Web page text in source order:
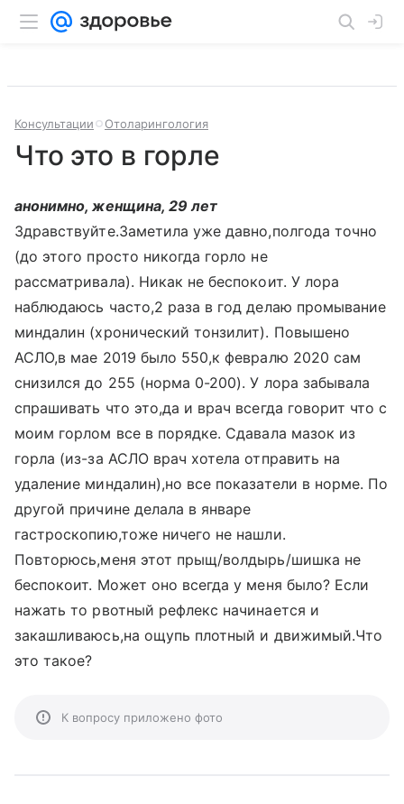
Консультации Отоларингология
Что это в горле
анонимно, женщина, 29 лет
Здравствуйте.Заметила уже давно,полгода точно
(до этого просто никогда горло не
рассматривала). Никак не беспокоит. У лора
наблюдаюсь часто,2 раза в год делаю промывание
миндалин (хронический тонзилит). Повышено
АСЛО,в мае 2019 было 550,к февралю 2020 сам
снизился до 255 (норма 0-200). У лора забывала
спрашивать что это,да и врач всегда говорит что с
моим горлом все в порядке. Сдавала мазок из
горла (из-за АСЛО врач хотела отправить на
удаление миндалин),но все показатели в норме. По
другой причине делала в январе
гастроскопию,тоже ничего не нашли.
Повторюсь,меня этот прыщ/волдырь/шишка не
беспокоит. Может оно всегда у меня было? Если
нажать то рвотный рефлекс начинается и
закашливаюсь,на ощупь плотный и движимый.Что
это такое?
К вопросу приложено фото